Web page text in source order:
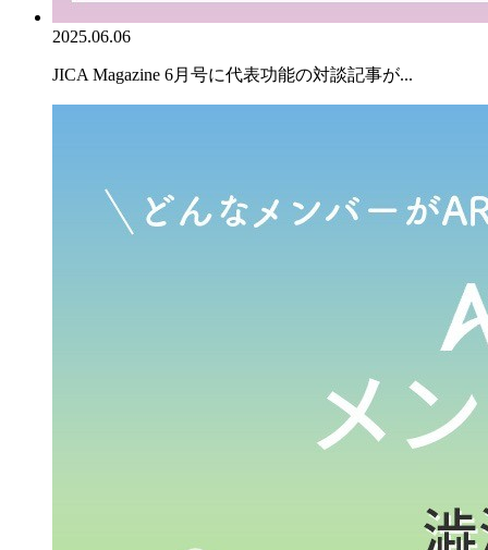
2025.06.06
JICA Magazine 6月号に代表功能の対談記事が...